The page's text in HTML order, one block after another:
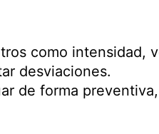
como intensidad,
desviaciones.
de forma